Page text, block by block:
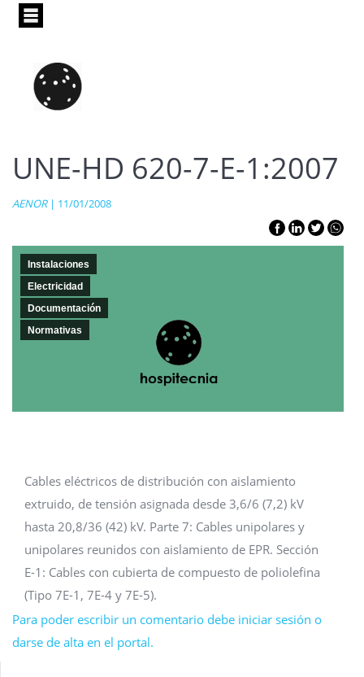
Pasar
principal
UNE-HD 620-7-E-1:2007
AENOR| 11/01/2008
Instalaciones
Electricidad
Documentación
Normativas
Cables eléctricos de distribución con aislamiento
extruido, de tensión asignada desde 3,6/6 (7,2) kV
hasta 20,8/36 (42) kV. Parte 7: Cables unipolares y
unipolares reunidos con aislamiento de EPR. Sección
E-1: Cables con cubierta de compuesto de poliolefina
(Tipo 7E-1, 7E-4 y 7E-5).
Para poder escribir un comentario debe iniciar sesión o
darse de alta en el portal.